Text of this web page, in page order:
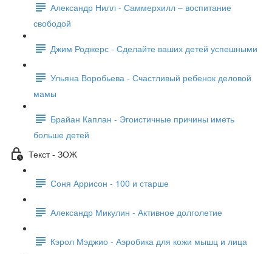
Александр Нилл - Саммерхилл – воспитание
свободой
Джим Роджерс - Сделайте ваших детей успешными
Ульяна Воробьева - Счастливый ребенок деловой
мамы
Брайан Каплан - Эгоистичные причины иметь
больше детей
Текст - ЗОЖ
Соня Аррисон - 100 и старше
Александр Микулин - Активное долголетие
Кэрол Мэджио - Аэробика для кожи мышц и лица